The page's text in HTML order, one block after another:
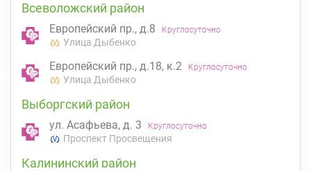
Всеволожский район
Европейский пр., д.8 Круглосуточно
Улица Дыбенко
Европейский пр., д.18, к.2 Круглосуточно
Улица Дыбенко
Выборгский район
ул. Асафьева, д. 3 Круглосуточно
Проспект Просвещения
Калининский район